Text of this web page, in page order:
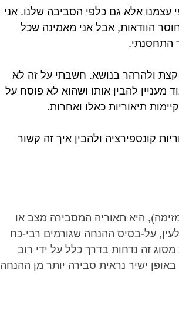
אלא גם כלפי הסביבה שלנו. אני
הוודאות, אבל אני מאמינה שכל
התחסנתי.⁣
קצת ולהרהר בנושא. חשבתי על זה לא
מעניין להבין אותו ושהוא לא פוסח על
תיאוריות כאלו ואחרות.⁣
קונספירציה ולהבין איך זה קשור
היא תאוריה המסבירה מצב או
על-בסיס ההנחה שגורמים רבי-כח
זה נדחות בדרך כלל על ידי רוב
ישיר נראית סבירה יותר מן ההנחה